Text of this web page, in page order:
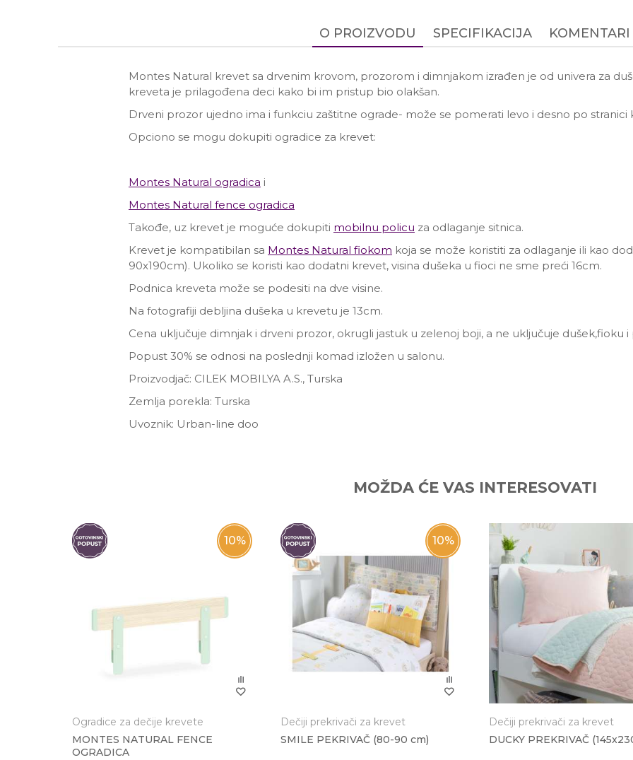
O PROIZVODU SPECIFIKACIJA KOMENTARI
Montes Natural krevet sa drvenim krovom, prozorom i dimnjakom izrađen je od univera za
kreveta je prilagođena deci kako bi im pristup bio olakšan.
Drveni prozor ujedno ima i funkciu zaštitne ograde- može se pomerati levo i desno po stranici
Opciono se mogu dokupiti ogradice za krevet:
Montes Natural ogradica i
Montes Natural fence ogradica
Takođe, uz krevet je moguće dokupiti mobilnu policu za odlaganje sitnica.
Krevet je kompatibilan sa Montes Natural fiokom koja se može koristiti za odlaganje ili kao
90x190cm). Ukoliko se koristi kao dodatni krevet, visina dušeka u fioci ne sme preći 16cm.
Podnica kreveta može se podesiti na dve visine.
Na fotografiji debljina dušeka u krevetu je 13cm.
Cena uključuje dimnjak i drveni prozor, okrugli jastuk u zelenoj boji, a ne uključuje dušek,fioku i
Popust 30% se odnosi na poslednji komad izložen u salonu.
Proizvodjač: CILEK MOBILYA A.S., Turska
Zemlja porekla: Turska
Uvoznik: Urban-line doo
Anti-spam zaštita - izračunajte koliko je 2 + 3 :
MOŽDA ĆE VAS INTERESOVATI
10%
Ogradice za dečije krevete
MONTES NATURAL FENCE
OGRADICA
10%
Dečiji prekrivači za krevet
SMILE PEKRIVAČ (80-90 cm)
Dečiji prekrivači za krevet
DUCKY PREKRIVAČ